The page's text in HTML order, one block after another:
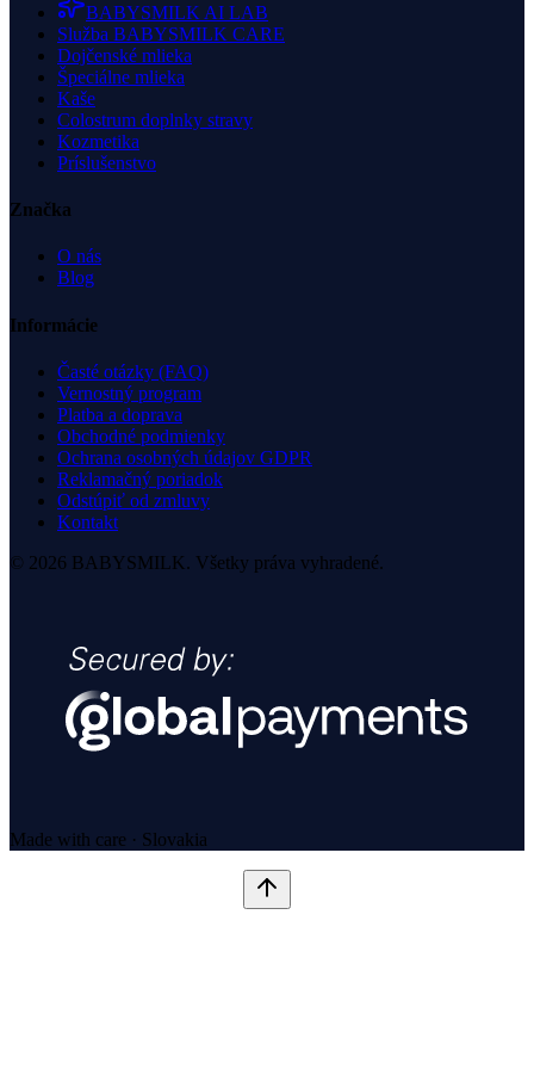
BABYSMILK AI LAB
Služba BABYSMILK CARE
Dojčenské mlieka
Špeciálne mlieka
Kaše
Colostrum doplnky stravy
Kozmetika
Príslušenstvo
Značka
O nás
Blog
Informácie
Časté otázky (FAQ)
Vernostný program
Platba a doprava
Obchodné podmienky
Ochrana osobných údajov GDPR
Reklamačný poriadok
Odstúpiť od zmluvy
Kontakt
© 2026 BABYSMILK. Všetky práva vyhradené.
Made with care · Slovakia